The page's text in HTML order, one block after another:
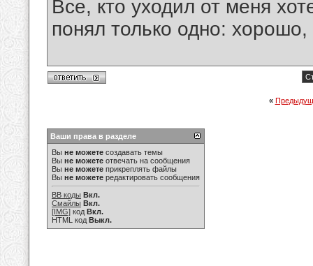
Все, кто уходил от меня
понял только одно:
«
Ваши права в разделе
Вы не можете создавать темы
Вы не можете отвечать на сообщения
Вы не можете прикреплять файлы
Вы не можете редактировать сообщения
BB коды Вкл.
Смайлы Вкл.
[IMG] код Вкл.
HTML код Выкл.